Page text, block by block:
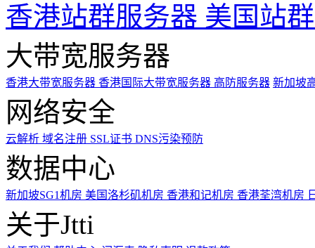
香港站群服务器 美国站
大带宽服务器
香港大带宽服务器 香港国际大带宽服务器 高防服务器 新加坡
网络安全
云解析 域名注册 SSL证书 DNS污染预防
数据中心
新加坡SG1机房 美国洛杉矶机房 香港和记机房 香港荃湾机房
关于Jtti